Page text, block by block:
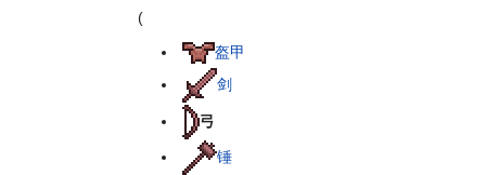
(
盔甲
剑
弓
锤